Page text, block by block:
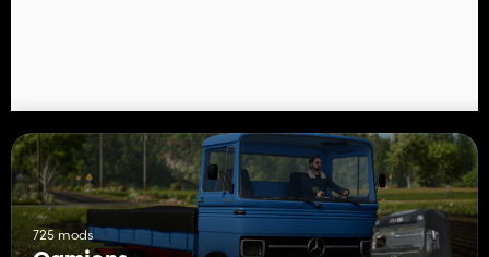
725 mods